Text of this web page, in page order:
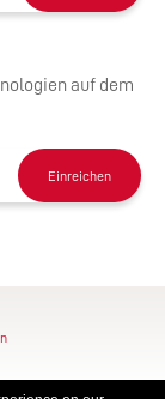
auf dem
Einreichen